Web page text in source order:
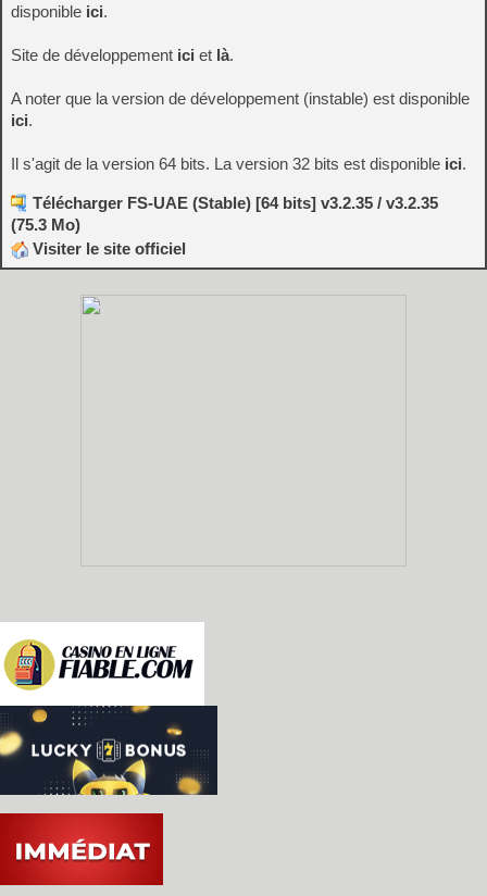
disponible ici.
Site de développement ici et là.
A noter que la version de développement (instable) est disponible
ici.
Il s'agit de la version 64 bits. La version 32 bits est disponible ici.
Télécharger FS-UAE (Stable) [64 bits] v3.2.35 / v3.2.35
(75.3 Mo)
Visiter le site officiel